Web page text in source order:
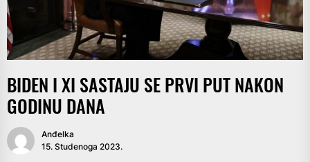
BIDEN I XI SASTAJU SE PRVI PUT NAKON
GODINU DANA
Anđelka
15. Studenoga 2023.